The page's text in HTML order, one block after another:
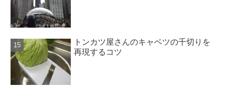
トンカツ屋さんのキャベツの千切りを
再現するコツ